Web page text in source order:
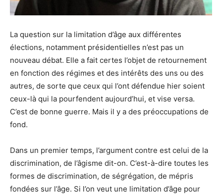
La question sur la limitation d’âge aux différentes
élections, notamment présidentielles n’est pas un
nouveau débat. Elle a fait certes l’objet de retournement
en fonction des régimes et des intérêts des uns ou des
autres, de sorte que ceux qui l’ont défendue hier soient
ceux-là qui la pourfendent aujourd’hui, et vise versa.
C’est de bonne guerre. Mais il y a des préoccupations de
fond.
Dans un premier temps, l’argument contre est celui de la
discrimination, de l’âgisme dit-on. C’est-à-dire toutes les
formes de discrimination, de ségrégation, de mépris
fondées sur l’âge. Si l’on veut une limitation d’âge pour